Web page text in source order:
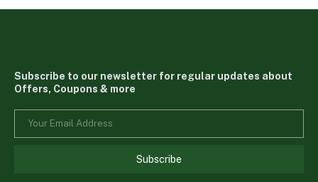
Subscribe to our newsletter for regular updates about
Offers, Coupons & more
Subscribe